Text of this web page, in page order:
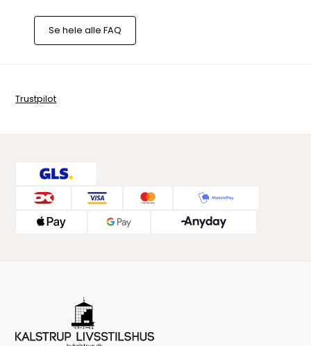
Se hele alle FAQ
Trustpilot